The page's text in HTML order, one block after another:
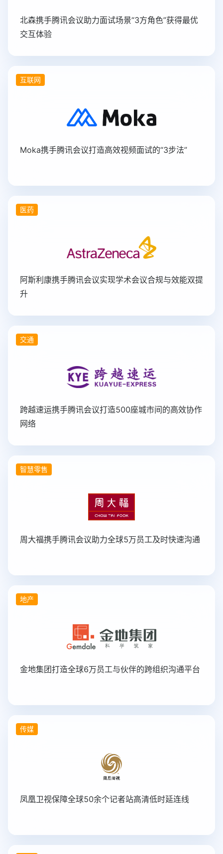
北森携手腾讯会议助力面试场景“3方角色”获得最优
交互体验
互联网
Moka携手腾讯会议打造高效视频面试的“3步法”
医药
阿斯利康携手腾讯会议实现学术会议合规与效能双提
升
交通
跨越速运携手腾讯会议打造500座城市间的高效协作
网络
智慧零售
周大福携手腾讯会议助力全球5万员工及时快速沟通
地产
金地集团打造全球6万员工与伙伴的跨组织沟通平台
传媒
凤凰卫视保障全球50余个记者站高清低时延连线